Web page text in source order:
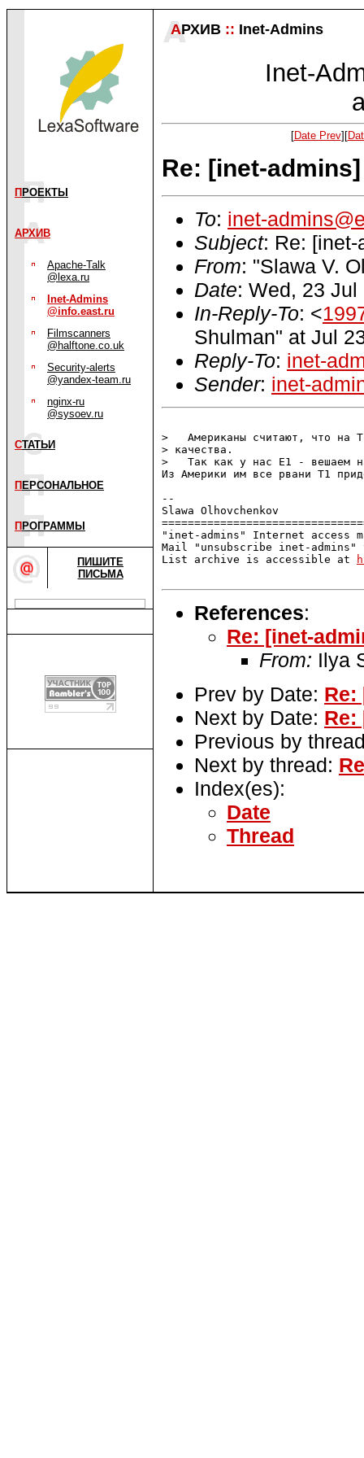
П РОЕКТЫ
АРХИВ
Apache-Talk
@lexa.ru
Inet-Admins
@info.east.ru
Filmscanners
@halftone.co.uk
Security-alerts
@yandex-team.ru
nginx-ru
@sysoev.ru
СТАТЬИ
П ЕРСОНАЛЬНОЕ
П РОГРАММЫ
ПИШИТЕ
ПИСЬМА
АРХИВ :: Inet-Admins
Inet-
[Date Prev][
Re: [inet-
To: inet-
Subject: Re:
From: "Slawa V.
Date: Wed, 23
In-Reply-To: <
Shulman" at Jul
Reply-To: inet-
Sender: inet-
>   Американы считают, что на
> качества.
>   Так как у нас E1 - вешаем
Из Америки им все рвани T1
--
Slawa Olhovchenkov
"inet-admins" Internet access
Mail "unsubscribe inet-
List archive is accessible at
References:
Re: [inet-
From: Ilya
Prev by Date: Re:
Next by Date: Re:
Previous by
Next by thread:
Index(es):
Date
Thread